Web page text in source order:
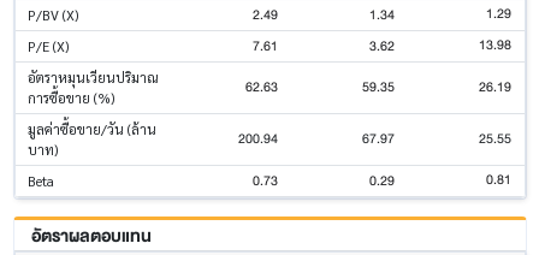
P/BV (X) 2.49 1.34 1.29
P/E (X) 7.61 3.62 13.98
อัตราหมุนเวียนปริมาณ
การซื้อขาย (%)
62.63 59.35 26.19
มูลค่าซื้อขาย/วัน (ล้าน
บาท)
200.94 67.97 25.55
Beta 0.73 0.29 0.81
อัตราผลตอบแทน